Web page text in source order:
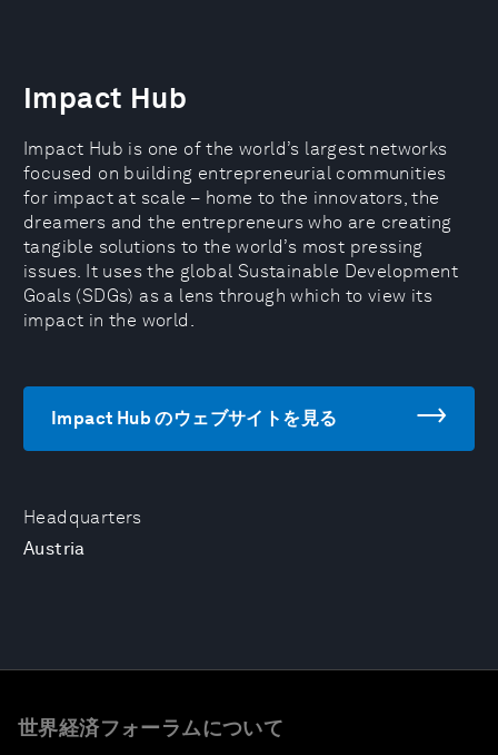
Headquarters
Austria
Impact Hub
Impact Hub is one of the world’s largest networks
focused on building entrepreneurial communities
for impact at scale – home to the innovators, the
dreamers and the entrepreneurs who are creating
tangible solutions to the world’s most pressing
issues. It uses the global Sustainable Development
Goals (SDGs) as a lens through which to view its
impact in the world.
Impact Hub のウェブサイトを見る
世界経済フォーラムについて